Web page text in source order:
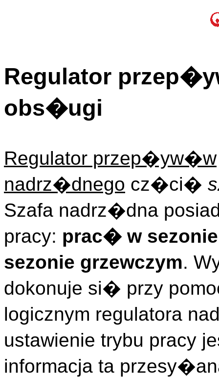
Regulator
obs�ugi
Regulator przep�yw�w
nadrz�dnego cz�ci�
Szafa nadrz�dna
pracy: prac� w
sezonie grzewczym.
dokonuje si� przy
logicznym regulatora
ustawienie trybu pracy
informacja ta